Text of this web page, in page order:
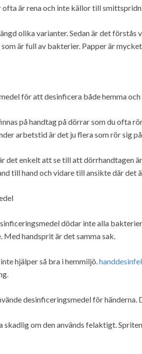
är rena och inte källor till
olika varianter. Sedan är det
är full av bakterier. Papper är
för att desinficera både hemma
på handtag på dörrar som du ofta
arbetstid är det ju flera som rör sig
det enkelt att se till att dörrhandtagen
till hand och vidare till ansikte där det
dödar inte alla
Med handsprit är det samma sak.
hjälper så bra i hemmiljö.
desinficeringsmedel för
skadlig om den används felaktigt.